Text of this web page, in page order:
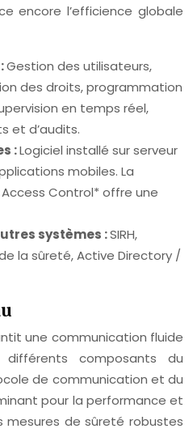
encore l’efficience globale
Gestion des utilisateurs,
des droits, programmation
en temps réel,
et d’audits.
:Logiciel installé sur serveur
mobiles. La
Control* offre une
systèmes :SIRH,
la sûreté, Active Directory /
une communication fluide
composants du
de communication et du
pour la performance et
mesures de sûreté robustes